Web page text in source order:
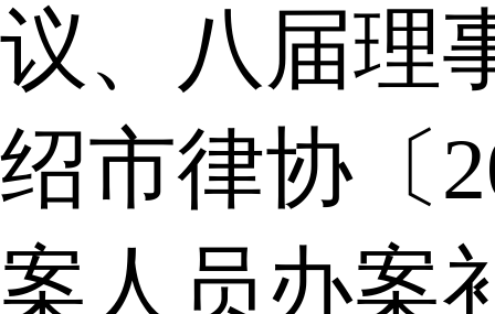
议、八届理
绍市律协〔
案人员办案